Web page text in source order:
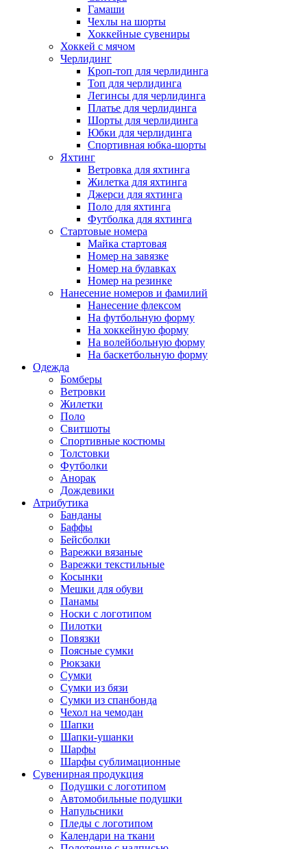
Гамаши
Чехлы на шорты
Хоккейные сувениры
Хоккей с мячом
Черлидинг
Кроп-топ для черлидинга
Топ для черлидинга
Легинсы для черлидинга
Платье для черлидинга
Шорты для черлидинга
Юбки для черлидинга
Спортивная юбка-шорты
Яхтинг
Ветровка для яхтинга
Жилетка для яхтинга
Джерси для яхтинга
Поло для яхтинга
Футболка для яхтинга
Стартовые номера
Майка стартовая
Номер на завязке
Номер на булавках
Номер на резинке
Нанесение номеров и фамилий
Нанесение флексом
На футбольную форму
На хоккейную форму
На волейбольную форму
На баскетбольную форму
Одежда
Бомберы
Ветровки
Жилетки
Поло
Свитшоты
Спортивные костюмы
Толстовки
Футболки
Анорак
Дождевики
Атрибутика
Банданы
Баффы
Бейсболки
Варежки вязаные
Варежки текстильные
Косынки
Мешки для обуви
Панамы
Носки с логотипом
Пилотки
Повязки
Поясные сумки
Рюкзаки
Сумки
Сумки из бязи
Сумки из спанбонда
Чехол на чемодан
Шапки
Шапки-ушанки
Шарфы
Шарфы сублимационные
Сувенирная продукция
Подушки с логотипом
Автомобильные подушки
Напульсники
Пледы с логотипом
Календари на ткани